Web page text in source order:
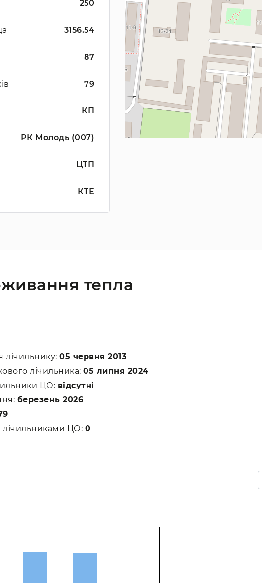
250
3156.54
87
79
КП
РК Молодь (007)
ЦТП
КТЕ
тепла
лічильнику: 05 червня 2013
лічильника: 05 липня 2024
ЦО: відсутні
березень 2026
лічильниками ЦО: 0